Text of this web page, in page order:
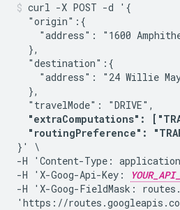
curl -X POST -d '{
  "origin":{
"address": "1600
  },
  "destination":{
"address": "24 Willie
  },
  "travelMode": "DRIVE",
"extraComputations":
"routingPreference":
}' \
-H 'Content-Type:
-H 'X-Goog-Api-Key:
-H 'X-Goog-FieldMask:
'https://